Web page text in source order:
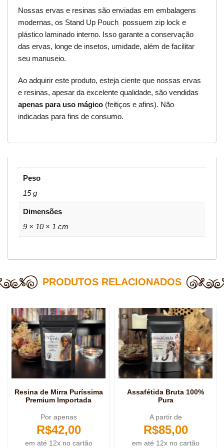
Nossas ervas e resinas são enviadas em embalagens
modernas, os Stand Up Pouch possuem zip lock e
plástico laminado interno. Isso garante a conservação
das ervas, longe de insetos, umidade, além de facilitar
seu manuseio.
Ao adquirir este produto, esteja ciente que nossas ervas
e resinas, apesar da excelente qualidade, são vendidas
apenas para uso mágico (feitiços e afins). Não
indicadas para fins de consumo.
Peso
15 g
Dimensões
9 × 10 × 1 cm
PRODUTOS RELACIONADOS
Resina de Mirra Puríssima
Premium Importada
Por apenas
R$42,00
em até 12x no cartão
Assafétida Bruta 100%
Pura
A partir de
R$85,00
em até 12x no cartão